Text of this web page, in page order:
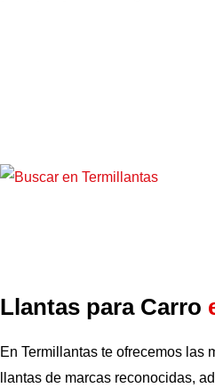
Llantas para Carro
En Termillantas te ofrecemos las
llantas de marcas reconocidas,